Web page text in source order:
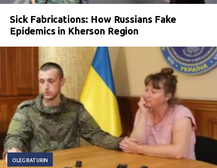
Sick Fabrications: How Russians Fake
Epidemics in Kherson Region
OLEG BATURIN